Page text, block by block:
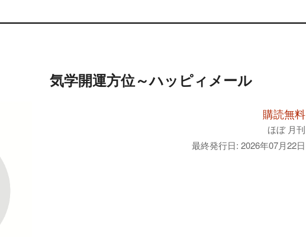
気学開運方位～ハッピィメール
購読無料
ほぼ 月刊
最終発行日: 2026年07月22日